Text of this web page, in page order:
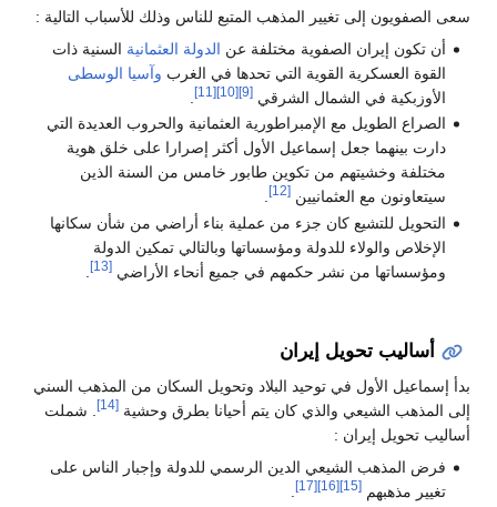
سعى الصفويون إلى تغيير المذهب المتبع للناس وذلك للأسباب التالية :
أن تكون إيران الصفوية مختلفة عن الدولة العثمانية السنية ذات
القوة العسكرية القوية التي تحدها في الغرب وآسيا الوسطى
الأوزبكية في الشمال الشرقي[9]
[10]
[11]
الصراع الطويل مع الإمبراطورية العثمانية والحروب العديدة التي
دارت بينهما جعل إسماعيل الأول أكثر إصرارا على خلق هوية
مختلفة وخشيتهم من تكوين طابور خامس من السنة الذين
سيتعاونون مع العثمانيين[12]
التحويل للتشيع كان جزء من عملية بناء أراضي من شأن سكانها
الإخلاص والولاء للدولة ومؤسساتها وبالتالي تمكين الدولة
ومؤسساتها من نشر حكمهم في جميع أنحاء الأراضي[13]
أساليب تحويل إيران
بدأ إسماعيل الأول في توحيد البلاد وتحويل السكان من المذهب السني
إلى المذهب الشيعي والذي كان يتم أحيانا بطرق وحشية [14]
. شملت
أساليب تحويل إيران :
فرض المذهب الشيعي الدين الرسمي للدولة وإجبار الناس على
تغيير مذهبهم[15]
[16]
[17]